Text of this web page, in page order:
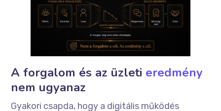
A forgalom és az üzleti eredmény
nem ugyanaz
Gyakori csapda, hogy a digitális működés